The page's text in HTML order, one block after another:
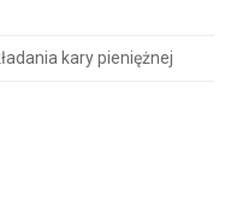
kary pieniężnej